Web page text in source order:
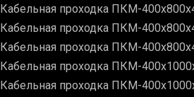
Кабельная проходка ПКМ-
Кабельная проходка ПКМ-
Кабельная проходка ПКМ-
Кабельная проходка ПКМ-
Кабельная проходка ПКМ-